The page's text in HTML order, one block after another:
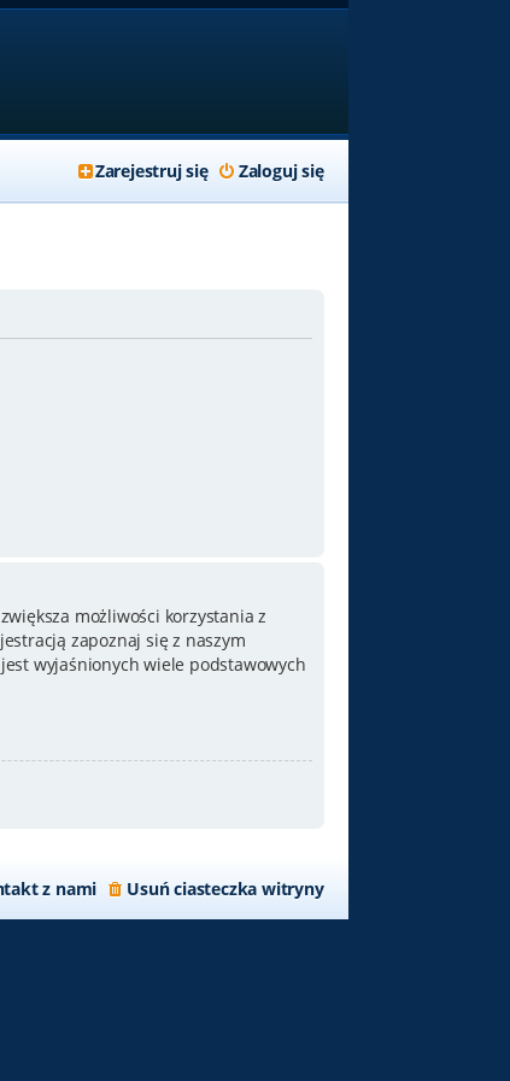
Zaloguj się
Zarejestruj się
możliwości korzystania z
zapoznaj się z naszym
wyjaśnionych wiele podstawowych
Usuń ciasteczka witryny
z nami